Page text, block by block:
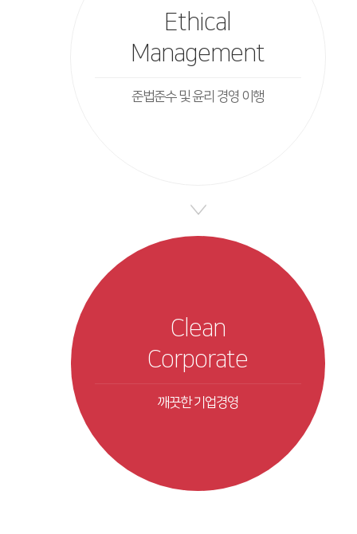
Ethical
Management
준법준수 및 윤리 경영 이행
Clean
Corporate
깨끗한 기업경영